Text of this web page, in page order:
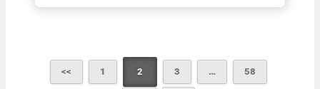
1 2 3 … 58